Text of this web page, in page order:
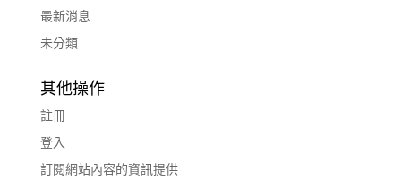
最新消息
未分類
其他操作
註冊
登入
訂閱網站內容的資訊提供